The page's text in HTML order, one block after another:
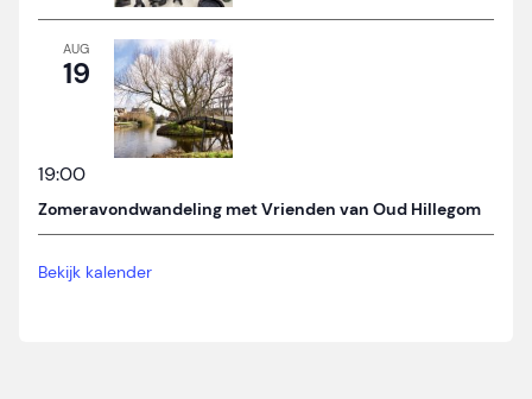
AUG
19
19:00
Zomeravondwandeling met Vrienden van Oud Hillegom
Bekijk kalender